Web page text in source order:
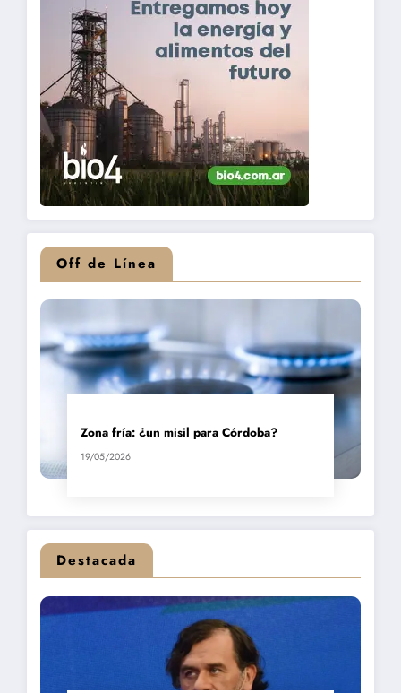
Off de Línea
Zona fría: ¿un misil para Córdoba?
19/05/2026
Destacada